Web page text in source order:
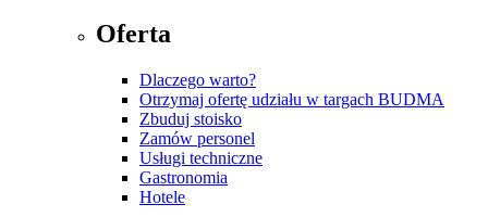
Oferta
Dlaczego warto?
Otrzymaj ofertę udziału w targach BUDMA
Zbuduj stoisko
Zamów personel
Usługi techniczne
Gastronomia
Hotele